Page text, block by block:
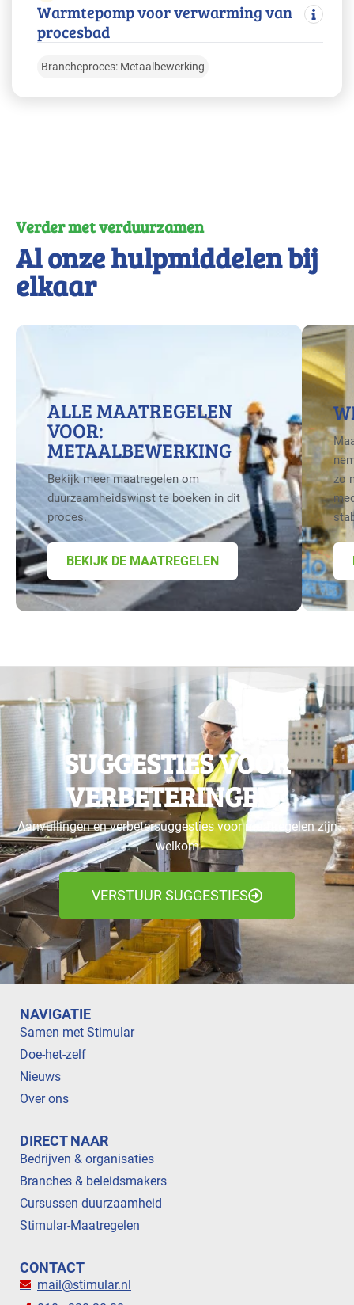
Warmtepomp voor verwarming van
procesbad
Brancheproces: Metaalbewerking
Verder met verduurzamen
Al onze hulpmiddelen bij
elkaar
ALLE MAATREGELEN
VOOR:
METAALBEWERKING
Bekijk meer maatregelen om
duurzaamheidswinst te boeken in dit
proces.
BEKIJK DE MAATREGELEN
zo
SUGGESTIES VOOR
VERBETERINGEN?
Aanvullingen en verbetersuggesties voor maatregelen zijn
welkom
VERSTUUR SUGGESTIES
NAVIGATIE
Samen met Stimular
Doe-het-zelf
Nieuws
Over ons
DIRECT NAAR
Bedrijven & organisaties
Branches & beleidsmakers
Cursussen duurzaamheid
Stimular-Maatregelen
CONTACT
mail@stimular.nl